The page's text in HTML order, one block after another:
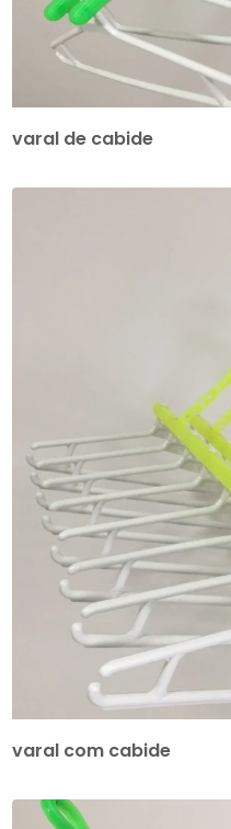
varal de cabide
varal com cabide